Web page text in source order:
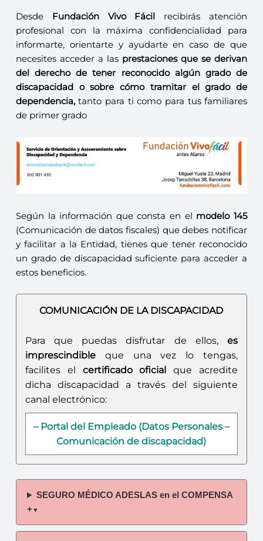
Desde Fundación Vivo Fácil recibirás atención
profesional con la máxima confidencialidad para
informarte, orientarte y ayudarte en caso de que
necesites acceder a las prestaciones que se derivan
del derecho de tener reconocido algún grado de
discapacidad o sobre cómo tramitar el grado de
dependencia,tanto para ti como para tus familiares
de primer grado
Según la información que consta en el modelo 145
(Comunicación de datos fiscales) que debes notificar
y facilitar a la Entidad, tienes que tener reconocido
un grado de discapacidad suficiente para acceder a
estos beneficios.
COMUNICACIÓN DE LA DISCAPACIDAD
Para que puedas disfrutar de ellos,es
imprescindibleque una vez lo tengas,
facilites el certificado oficial que acredite
dicha discapacidad a través del siguiente
canal electrónico:
– Portal del Empleado (Datos Personales –
Comunicación de discapacidad)
SEGURO MÉDICO ADESLAS en el COMPENSA
+▼